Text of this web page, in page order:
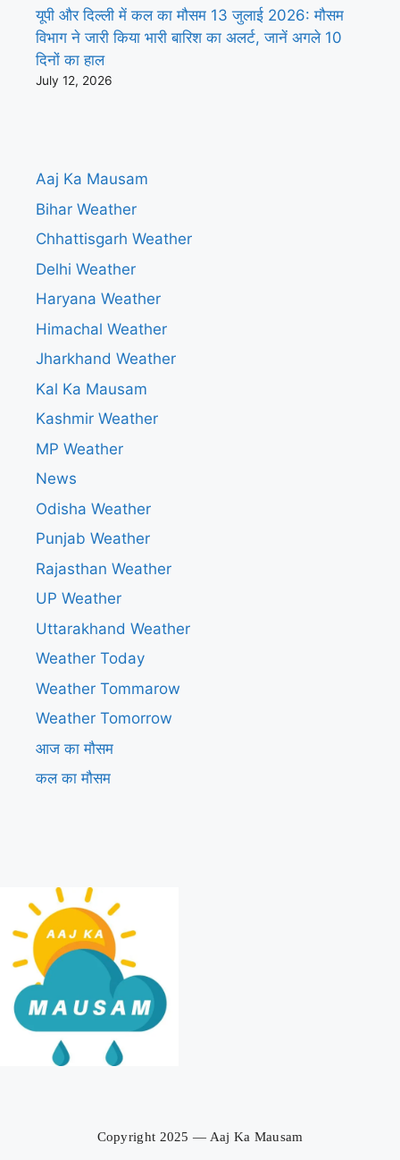
यूपी और दिल्ली में कल का मौसम 13 जुलाई 2026: मौसम
विभाग ने जारी किया भारी बारिश का अलर्ट, जानें अगले 10
दिनों का हाल
July 12, 2026
Aaj Ka Mausam
Bihar Weather
Chhattisgarh Weather
Delhi Weather
Haryana Weather
Himachal Weather
Jharkhand Weather
Kal Ka Mausam
Kashmir Weather
MP Weather
News
Odisha Weather
Punjab Weather
Rajasthan Weather
UP Weather
Uttarakhand Weather
Weather Today
Weather Tommarow
Weather Tomorrow
आज का मौसम
कल का मौसम
मौसम | कल का मौसम की जानकारी
Copyright 2025 — Aaj Ka Mausam